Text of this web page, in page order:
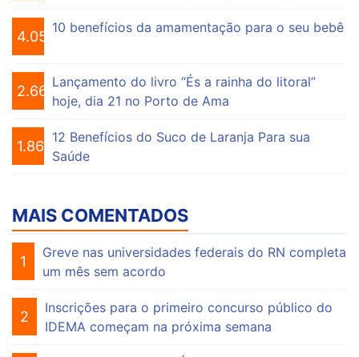
4.056
10 benefícios da amamentação para o seu bebê
2.664
Lançamento do livro “És a rainha do litoral”
hoje, dia 21 no Porto de Ama
1.865
12 Benefícios do Suco de Laranja Para sua
Saúde
MAIS COMENTADOS
1
Greve nas universidades federais do RN completa
um mês sem acordo
2
Inscrições para o primeiro concurso público do
IDEMA começam na próxima semana